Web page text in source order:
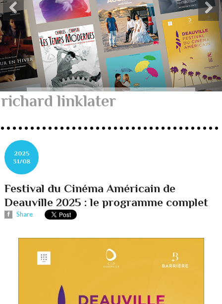
richard linklater
2025
31/08
Festival du Cinéma Américain de
Deauville 2025 : le programme complet
Share